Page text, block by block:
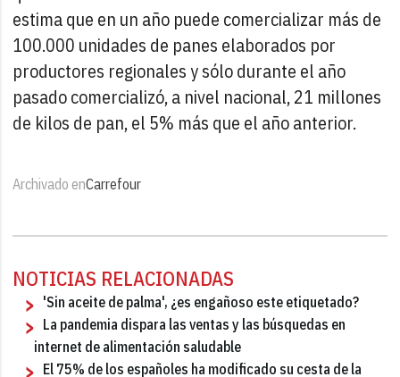
estima que en un año puede comercializar más de
100.000 unidades de panes elaborados por
productores regionales y sólo durante el año
pasado comercializó, a nivel nacional, 21 millones
de kilos de pan, el 5% más que el año anterior.
Archivado enCarrefour
NOTICIAS RELACIONADAS
'Sin aceite de palma', ¿es engañoso este etiquetado?
La pandemia dispara las ventas y las búsquedas en
internet de alimentación saludable
El 75% de los españoles ha modificado su cesta de la